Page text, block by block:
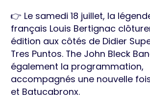
👉 Le samedi 18 juillet, la
français Louis Bertignac
édition aux côtés de Didier
Tres Puntos. The John Bleck
également la programmation,
accompagnés une nouvelle
et Batucabronx.